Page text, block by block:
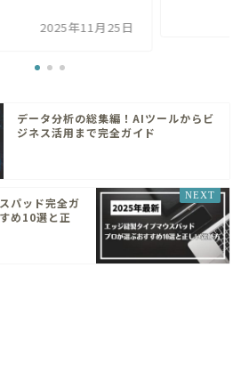
2025年11月25日
データ分析の総集編！AIツールからビ
ジネス活用まで完全ガイド
パッド完全ガ
め10選と正